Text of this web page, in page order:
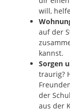
will,
auf der
kannst.
Sorgen
traurig?
der
aus der